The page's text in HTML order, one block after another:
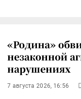
«Родина»
незаконной
нарушениях
7 августа 2026, 16:56